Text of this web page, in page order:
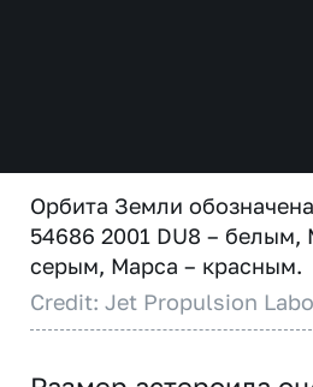
Орбита Земли
54686 2001 DU8 –
серым, Марса – красным.
Credit: Jet Propulsion